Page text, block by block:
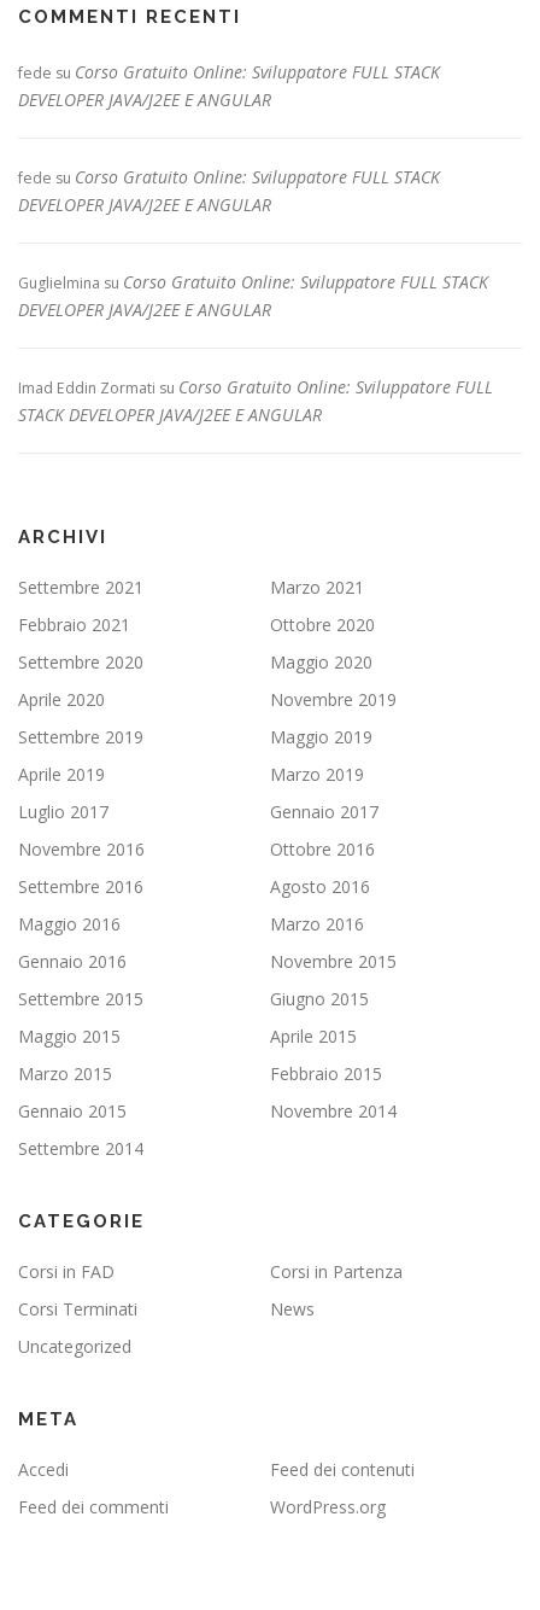
COMMENTI RECENTI
fede su Corso Gratuito Online: Sviluppatore FULL STACK
DEVELOPER JAVA/J2EE E ANGULAR
fede su Corso Gratuito Online: Sviluppatore FULL STACK
DEVELOPER JAVA/J2EE E ANGULAR
Guglielmina su Corso Gratuito Online: Sviluppatore FULL STACK
DEVELOPER JAVA/J2EE E ANGULAR
Imad Eddin Zormati su Corso Gratuito Online: Sviluppatore FULL
STACK DEVELOPER JAVA/J2EE E ANGULAR
ARCHIVI
Settembre 2021
Marzo 2021
Febbraio 2021
Ottobre 2020
Settembre 2020
Maggio 2020
Aprile 2020
Novembre 2019
Settembre 2019
Maggio 2019
Aprile 2019
Marzo 2019
Luglio 2017
Gennaio 2017
Novembre 2016
Ottobre 2016
Settembre 2016
Agosto 2016
Maggio 2016
Marzo 2016
Gennaio 2016
Novembre 2015
Settembre 2015
Giugno 2015
Maggio 2015
Aprile 2015
Marzo 2015
Febbraio 2015
Gennaio 2015
Novembre 2014
Settembre 2014
CATEGORIE
Corsi in FAD
Corsi in Partenza
Corsi Terminati
News
Uncategorized
META
Accedi
Feed dei contenuti
Feed dei commenti
WordPress.org